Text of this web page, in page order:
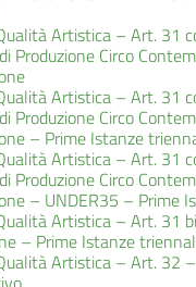
Artistica – Art. 31
Produzione Circo
Artistica – Art. 31
Produzione Circo
– Prime Istanze
Artistica – Art. 31
Produzione Circo
– UNDER35 – Prime
Artistica – Art. 31
– Prime Istanze
Artistica – Art. 32